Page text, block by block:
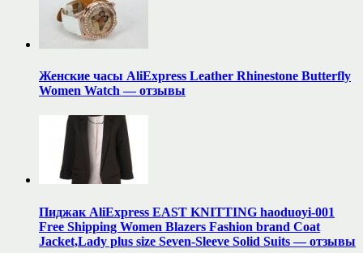
Женские часы AliExpress Leather Rhinestone Butterfly
Women Watch — отзывы
Пиджак AliExpress EAST KNITTING haoduoyi-001
Free Shipping Women Blazers Fashion brand Coat
Jacket,Lady plus size Seven-Sleeve Solid Suits — отзывы